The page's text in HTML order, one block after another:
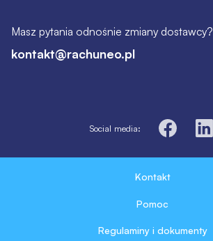
Masz pytania odnośnie zmiany dostawcy?
kontakt@rachuneo.pl
Social media:
Kontakt
Pomoc
Regulaminy i dokumenty